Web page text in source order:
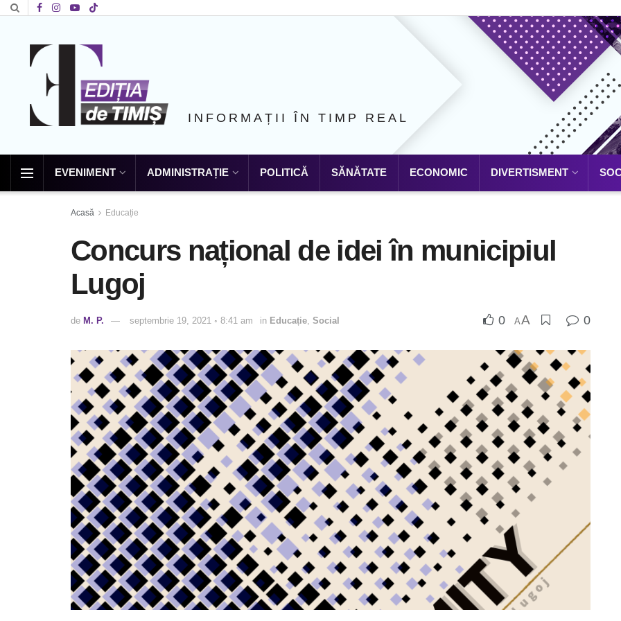
INFORMAȚII ÎN TIMP REAL
EVENIMENT ADMINISTRAȚIE POLITICĂ SĂNĂTATE ECONOMIC DIVERTISMENT
Acasă Educație
Concurs național de idei în municipiul
Lugoj
de M. P. septembrie 19, 2021 ◦ 8:41 am in Educație Social 0 AA 0